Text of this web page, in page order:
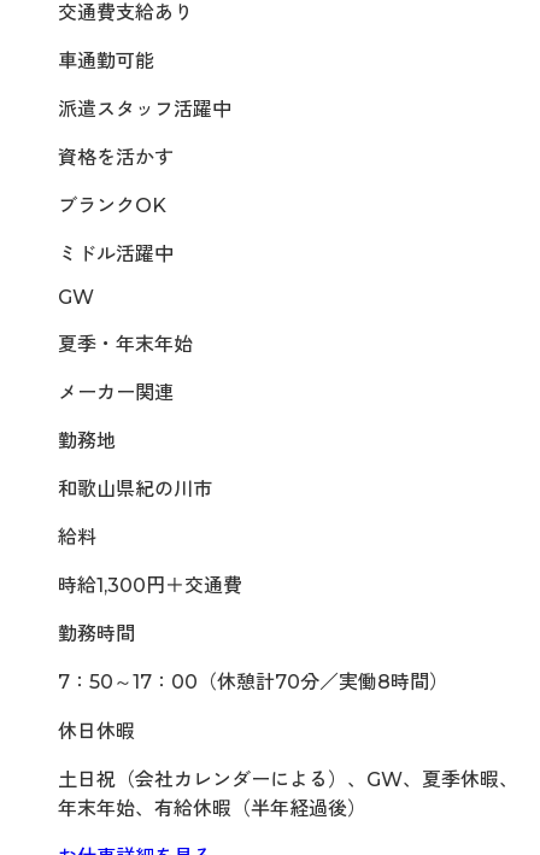
交通費支給あり
車通勤可能
派遣スタッフ活躍中
資格を活かす
ブランクOK
ミドル活躍中
GW
夏季・年末年始
メーカー関連
勤務地
和歌山県紀の川市
給料
時給1,300円＋交通費
勤務時間
7：50～17：00（休憩計70分／実働8時間）
休日休暇
土日祝（会社カレンダーによる）、GW、夏季休暇、
年末年始、有給休暇（半年経過後）